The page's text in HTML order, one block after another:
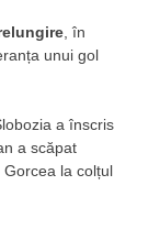
, în
unui gol
a înscris
a scăpat
la colțul